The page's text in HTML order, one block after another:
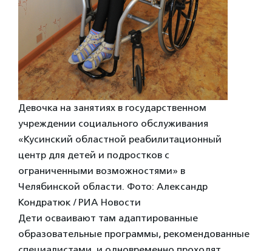
Девочка на занятиях в государственном
учреждении социального обслуживания
«Кусинский областной реабилитационный
центр для детей и подростков с
ограниченными возможностями» в
Челябинской области. Фото: Александр
Кондратюк / РИА Новости
Дети осваивают там адаптированные
образовательные программы, рекомендованные